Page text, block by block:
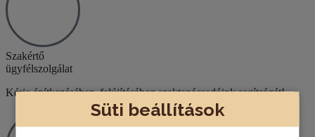
Süti beállítások
Szakértő
ügyfélszolgálat
Kérje építkezéséhez, felújításához szaktanácsadóink segítségét!